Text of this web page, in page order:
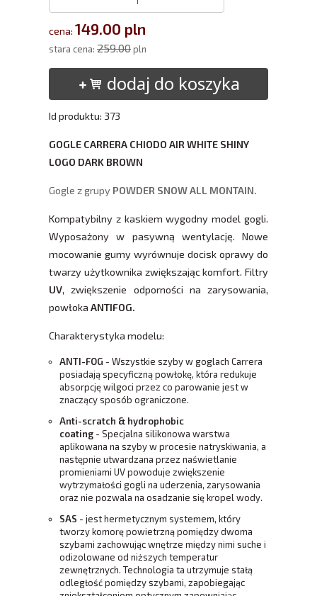
cena: 149.00 pln
stara cena: 259.00pln
dodaj do koszyka
Id produktu: 373
GOGLE CARRERA CHIODO AIR WHITE SHINY
LOGO DARK BROWN
Gogle z grupy POWDER SNOW ALL MONTAIN.
Kompatybilny z kaskiem wygodny model gogli.
Wyposażony w pasywną wentylację. Nowe
mocowanie gumy wyrównuje docisk oprawy do
twarzy użytkownika zwiększając komfort. Filtry
UV, zwiększenie odporności na zarysowania,
powłoka ANTIFOG.
Charakterystyka modelu:
ANTI-FOG - Wszystkie szyby w goglach Carrera
posiadają specyficzną powłokę, która redukuje
absorpcję wilgoci przez co parowanie jest w
znaczący sposób ograniczone.
Anti-scratch & hydrophobic
coating - Specjalna silikonowa warstwa
aplikowana na szyby w procesie natryskiwania, a
następnie utwardzana przez naświetlanie
promieniami UV powoduje zwiększenie
wytrzymałości gogli na uderzenia, zarysowania
oraz nie pozwala na osadzanie się kropel wody.
SAS - jest hermetycznym systemem, który
tworzy komorę powietrzną pomiędzy dwoma
szybami zachowując wnętrze między nimi suche i
odizolowane od niższych temperatur
zewnętrznych. Technologia ta utrzymuje stałą
odległość pomiędzy szybami, zapobiegając